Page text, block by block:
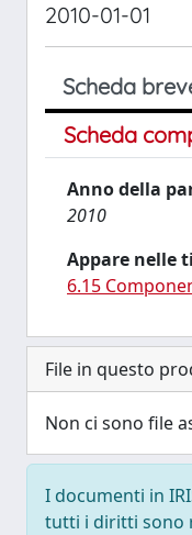
2010-01-01
Scheda
Scheda
Anno della
2010
Appare nelle
6.15
File in questo
Non ci sono file
I documenti in
tutti i diritti sono